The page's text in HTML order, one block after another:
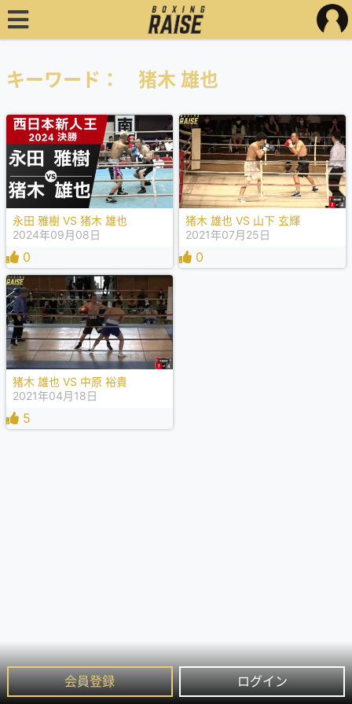
会員登録 ログイン
キーワード： 猪木 雄也
永田 雅樹 VS 猪木 雄也
2024年09月08日
0
猪木 雄也 VS 山下 玄輝
2021年07月25日
0
猪木 雄也 VS 中原 裕貴
2021年04月18日
5